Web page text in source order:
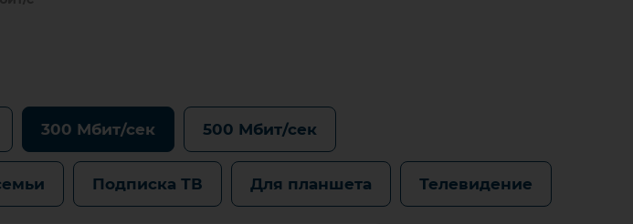
300 Мбит/сек 500 Мбит/сек
Подписка ТВ Для планшета Телевидение